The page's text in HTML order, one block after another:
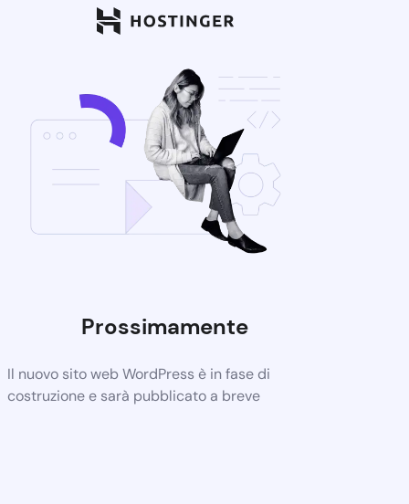
Prossimamente
Il nuovo sito web WordPress è in fase di
costruzione e sarà pubblicato a breve